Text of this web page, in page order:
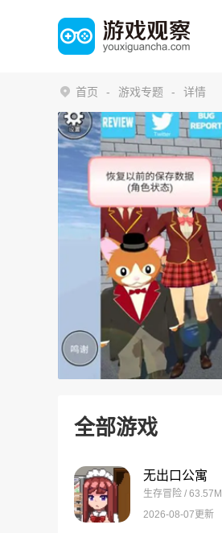
首页 游戏专题 详情
全部游戏
无出口公寓
生存冒险 / 63.57M
2026-08-07更新